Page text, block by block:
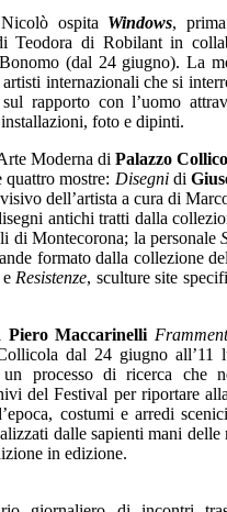
ospita Windows,
Teodora di Robilant in
(dal 24 giugno). La
internazionali che si
rapporto con l’uomo
foto e dipinti.
Moderna diPalazzo
quattro mostre: Disegnidi
dell’artista a cura di
antichi tratti dalla
di Montecorona; la personale
formato dalla collezione
Resistenze, sculture site
Piero Maccarinelli
dal 24 giugno all’11
processo di ricerca che
del Festival per riportare
costumi e arredi
dalle sapienti mani delle
in edizione.